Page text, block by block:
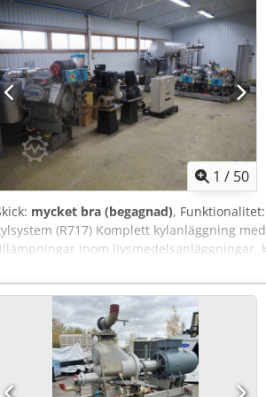
1 / 50
mycket bra (begagnad), Funktionalitet:
(R717) Komplett kylanläggning
inom livsmedelsanläggningar,
effektkrav. Systemet består av
Huvudkomponenter i systemet:
Technologies A/S Typ: PSH-0820 Nummer:
1092 l Konstruktions-tryck: -1 / +22 bar
ammoniakpumpar Mått: 2700 × 1300 ×
Sabroe Refrigeration Typ: COSB 411904
2500 × 800 × 2300 mm Tryckkärl Tillverkare: